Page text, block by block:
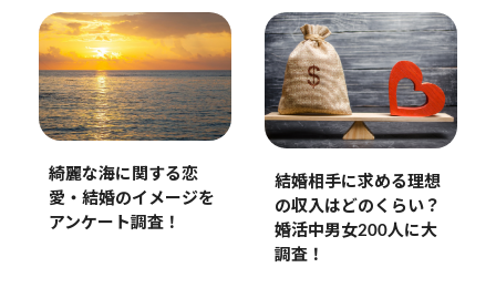
綺麗な海に関する恋
愛・結婚のイメージを
アンケート調査！
結婚相手に求める理想
の収入はどのくらい？
婚活中男女200人に大
調査！